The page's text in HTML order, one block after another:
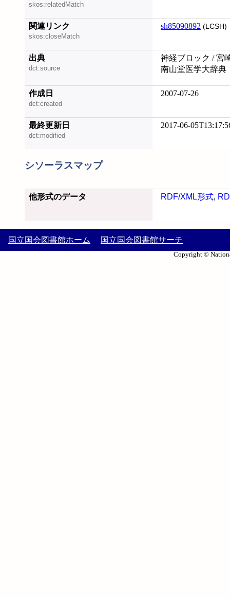
skos:relatedMatch
関連リンク
skos:closeMatch
sh85090892 (LCSH)
出典
dct:source
神経ブロック / 宮
南山堂医学大辞典
作成日
dct:created
2007-07-26
最終更新日
dct:modified
2017-06-
シソーラスマップ
他形式のデータ RDF/XML形式,
国立国会図書館ホーム 国立国会図書館サーチ
Copyright ©